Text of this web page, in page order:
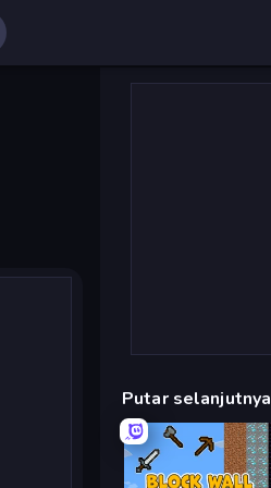
Putar selanjutnya